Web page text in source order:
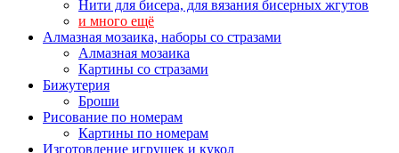
Нити для бисера, для вязания бисерных жгутов
и много ещё
Алмазная мозаика, наборы со стразами
Алмазная мозаика
Картины co стразами
Бижутерия
Броши
Рисование по номерам
Картины по номерам
Изготовление игрушек и кукол